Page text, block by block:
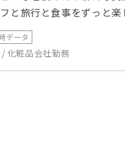
と旅行と食事をずっと楽
データ
化粧品会社勤務